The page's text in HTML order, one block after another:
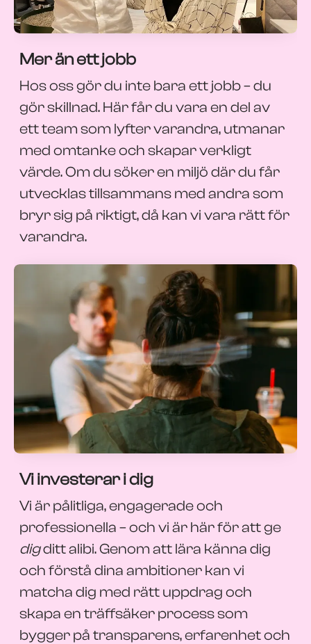
Mer än ett jobb
Hos oss gör du inte bara ett jobb – du
gör skillnad. Här får du vara en del av
ett team som lyfter varandra, utmanar
med omtanke och skapar verkligt
värde. Om du söker en miljö där du får
utvecklas tillsammans med andra som
bryr sig på riktigt, då kan vi vara rätt för
varandra.
Vi investerar i dig
Vi är pålitliga, engagerade och
professionella – och vi är här för att ge
digditt alibi. Genom att lära känna dig
och förstå dina ambitioner kan vi
matcha dig med rätt uppdrag och
skapa en träffsäker process som
bygger på transparens, erfarenhet och